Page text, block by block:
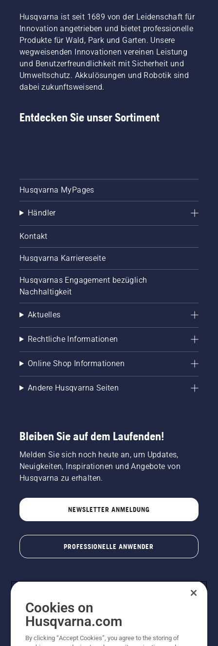
Husqvarna ist seit 1689 von der Leidenschaft für
Innovation angetrieben und bietet professionelle
Produkte für Wald, Park und Garten. Unsere
wegweisenden Innovationen vereinen Leistung
und Benutzerfreundlichkeit mit Sicherheit und
Umweltschutz. Akkulösungen und Robotik sind
dabei zukunftsweisend.
Entdecken Sie unser Sortiment
Husqvarna MyPages
Händler
Kontakt
Husqvarna Karriereseite
Husqvarnas Engagement bezüglich
Nachhaltigkeit
Aktuelles
Rechtliche Informationen
Online Shop Informationen
Andere Husqvarna Seiten
Bleiben Sie auf dem Laufenden!
Melden Sie sich noch heute an, um Updates,
Neuigkeiten, Inspirationen und Angebote von
Husqvarna zu erhalten.
NEWSLETTER ANMELDUNG
PROFESSIONELLE ANWENDER
Cookies on
Husqvarna.com
By clicking “Accept Cookies”, you agree to the storing of